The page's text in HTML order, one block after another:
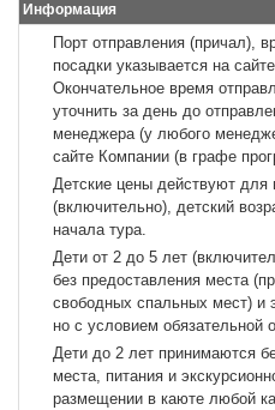
Информация
Порт отправления (причал),
посадки указывается на
Окончательное время
уточнить за день до
менеджера (у любого
сайте Компании (в графе
Детские цены действуют для
(включительно), детский
начала тура.
Дети от 2 до 5 лет
без предоставления места
свободных спальных мест) и
но с условием обязательной
Дети до 2 лет принимаются
места, питания и
размещении в каюте любой